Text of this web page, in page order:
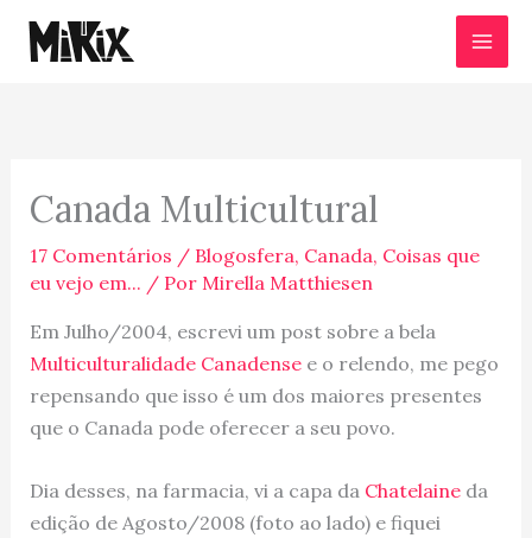
para
Canada Multicultural
17 Comentários / Blogosfera, Canada, Coisas que
eu vejo em... / Por Mirella Matthiesen
Em Julho/2004, escrevi um post sobre a bela
Multiculturalidade Canadensee o relendo, me pego
repensando que isso é um dos maiores presentes
que o Canada pode oferecer a seu povo.
Dia desses, na farmacia, vi a capa da Chatelaineda
edição de Agosto/2008 (foto ao lado) e fiquei